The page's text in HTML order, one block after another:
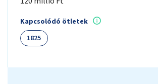
Kapcsolódó ötletek
1825